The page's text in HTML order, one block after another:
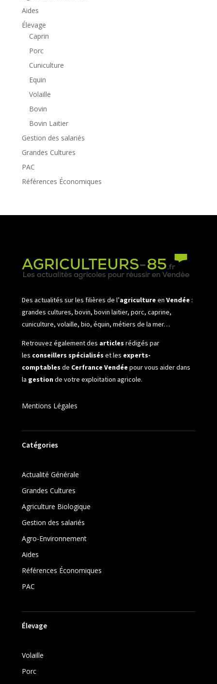
Aides
Élevage
Caprin
Porc
Cuniculture
Equin
Volaille
Bovin
Bovin Laitier
Gestion des salariés
Grandes Cultures
PAC
Références Économiques
Des actualités sur les filières de l’agriculture en Vendée :
grandes cultures, bovin, bovin laitier, porc, caprine,
cuniculture, volaille, bio, équin, métiers de la mer…
Retrouvez également des articles rédigés par
les conseillers spécialisés et les experts-
comptables de Cerfrance Vendée pour vous aider dans
la gestionde votre exploitation agricole.
Mentions Légales
Catégories
Actualité Générale
Grandes Cultures
Agriculture Biologique
Gestion des salariés
Agro-Environnement
Aides
Références Économiques
PAC
Élevage
Volaille
Porc